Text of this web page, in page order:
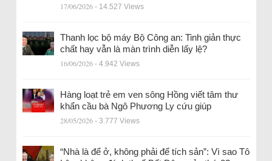
17/06/2026 - 14.527 Views
Thanh lọc bộ máy Bộ Công an: Tinh giản thực
chất hay vẫn là màn trình diễn lấy lệ?
16/06/2026 - 4.942 Views
Hàng loạt trẻ em ven sông Hồng viết tâm thư
khẩn cầu bà Ngô Phương Ly cứu giúp
28/05/2026 - 3.777 Views
“Nhà là để ở, không phải để tích sản”: Vì sao Tô